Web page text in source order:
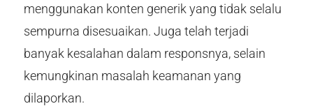
menggunakan konten generik yang tidak selalu
sempurna disesuaikan. Juga telah terjadi
banyak kesalahan dalam responsnya, selain
kemungkinan masalah keamanan yang
dilaporkan.